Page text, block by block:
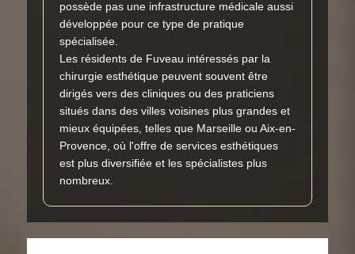
possède pas une infrastructure médicale aussi
développée pour ce type de pratique
spécialisée.
Les résidents de Fuveau intéressés par la
chirurgie esthétique peuvent souvent être
dirigés vers des cliniques ou des praticiens
situés dans des villes voisines plus grandes et
mieux équipées, telles que Marseille ou Aix-en-
Provence, où l'offre de services esthétiques
est plus diversifiée et les spécialistes plus
nombreux.